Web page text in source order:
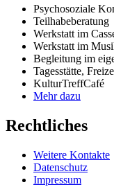
Psychosoziale
Teilhabeberatung
Werkstatt im
Werkstatt im
Begleitung im
Tagesstätte,
KulturTreffCafé
Mehr dazu
Rechtliches
Weitere Kontakte
Datenschutz
Impressum